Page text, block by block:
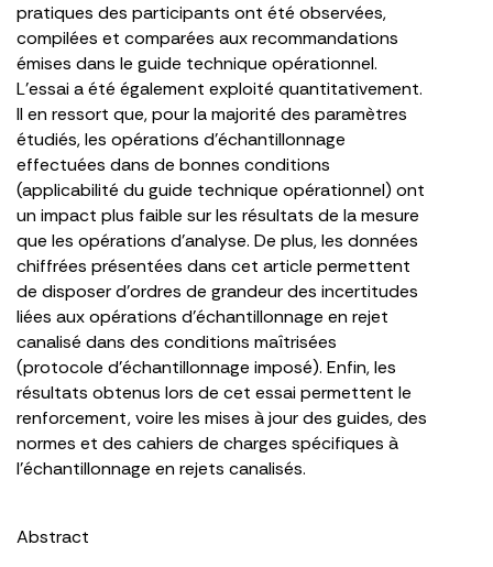
pratiques des participants ont été observées,
compilées et comparées aux recommandations
émises dans le guide technique opérationnel.
L’essai a été également exploité quantitativement.
Il en ressort que, pour la majorité des paramètres
étudiés, les opérations d’échantillonnage
effectuées dans de bonnes conditions
(applicabilité du guide technique opérationnel) ont
un impact plus faible sur les résultats de la mesure
que les opérations d’analyse. De plus, les données
chiffrées présentées dans cet article permettent
de disposer d’ordres de grandeur des incertitudes
liées aux opérations d’échantillonnage en rejet
canalisé dans des conditions maîtrisées
(protocole d’échantillonnage imposé). Enfin, les
résultats obtenus lors de cet essai permettent le
renforcement, voire les mises à jour des guides, des
normes et des cahiers de charges spécifiques à
l’échantillonnage en rejets canalisés.
Abstract